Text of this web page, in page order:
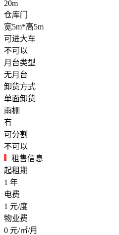
20m
仓库门
宽5m*高5m
可进大车
不可以
月台类型
无月台
卸货方式
单面卸货
雨棚
有
可分割
不可以
租售信息
起租期
1 年
电费
1 元/度
物业费
0 元/㎡/月